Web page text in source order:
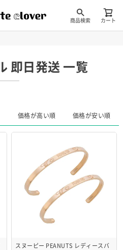
商品検索 カート
即日発送 一覧
価格が高い順 価格が安い順
スヌーピー PEANUTS レディースバ